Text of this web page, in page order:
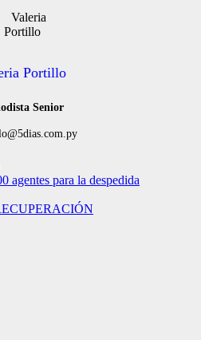
Portillo
Senior
agentes para la despedida